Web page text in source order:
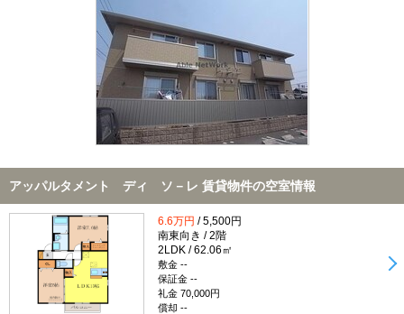
TOP
アッパルタメント ディ ソ－レ 賃貸物件の空室情報
6.6万円 / 5,500円
南東向き / 2階
2LDK / 62.06㎡
敷金 --
保証金 --
礼金 70,000円
償却 --